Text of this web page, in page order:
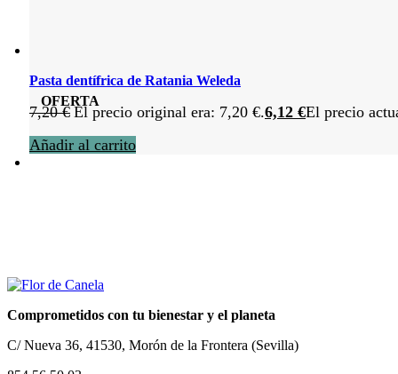
OFERTA
Pasta dentífrica de Ratania Weleda
7,20€ El precio original era: 7,20 €.6,12 €El precio
Añadir al carrito
Comprometidos con tu bienestar y el planeta
C/ Nueva 36, 41530, Morón de la Frontera (Sevilla)